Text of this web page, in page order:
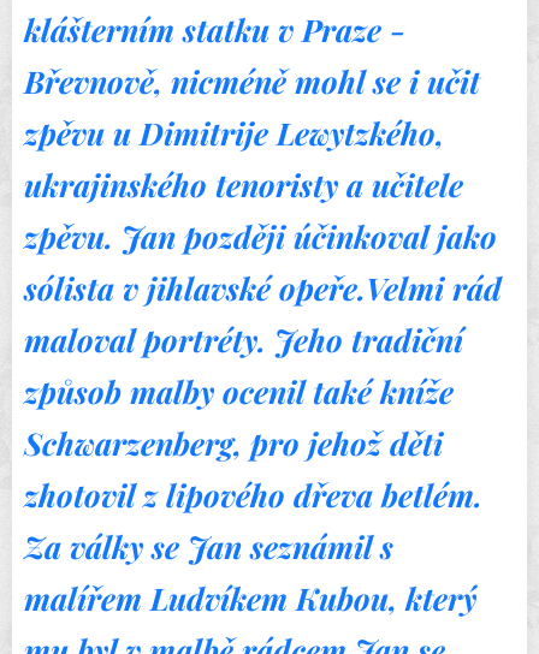
klášterním statku v Praze -
Břevnově, nicméně mohl se i učit
zpěvu u Dimitrije Lewytzkého,
ukrajinského tenoristy a učitele
zpěvu. Jan později účinkoval jako
sólista v jihlavské opeře.Velmi rád
maloval portréty. Jeho tradiční
způsob malby ocenil také kníže
Schwarzenberg, pro jehož děti
zhotovil z lipového dřeva betlém.
Za války se Jan seznámil s
malířem Ludvíkem Kubou, který